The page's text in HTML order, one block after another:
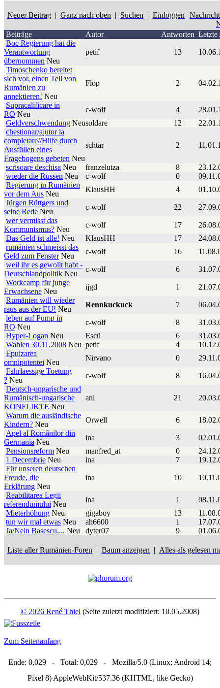
Neuer Beitrag | Ganz nach oben | Suchen | Einloggen
Beiträge
Autor Antworten Letzte
Boc Regierung hat die
Verantwortung
übernommen Neu
petif 13
Timoschenko bereitet
sich vor, einen Teil von
Rumänien zu
annektieren! Neu
Flop 2
Supracalificare in
RO Neu
c-wolf 4
Geldverschwendung Neusoldare 12
chestionar/ajutor la
completare//Hilfe durch
Ausfüllen eines
Fragebogens gebeten Neu
schtar 2
scrisoare deschisa Neu franzelutza 8
wieder die Russen Neu c-wolf 0
Regierung in Rumänien
vor dem Aus Neu
KlausHH 4
Jürgen Rüttgers und
seine Rede Neu
c-wolf 22
wer vermisst das
Kommunismus? Neu
c-wolf 17
Das Geld ist alle! Neu KlausHH 17
rumänien schmeisst das
Geld zum Fenster Neu
c-wolf 16
weil ihr es gewollt habt -
Deutschlandpolitik Neu
c-wolf 6
Workcamp für junge
Erwachsene Neu
ijgd 1
Rumänien will wieder
raus aus der EU! Neu
Rennkuckuck 7
leben auf Pump in
RO Neu
c-wolf 8
Hyper-Logan Neu Escü 6
Wahlen 30.11.2008 Neu petif 4
Epuizarea
omnipotentei Neu
Nirvano 0
Fahrlaessige Toetung
? Neu
c-wolf 8
Deutsch-ungarische und
Rumänisch-ungarische
KONFLIKTE Neu
ani 21
Warum die ausländische
Kindern? Neu
Orwell 6
Apel al Românilor din
Germania Neu
ina 3
Pensionsreform Neu manfred_at 0
1 Decembrie Neu ina 7
Für unseren deutschen
Freude, die
Erklärung Neu
ina 10
Reabilitarea Legii
referendumului Neu
ina 1
Mieterhöhung Neu gigaboy 13
tun wir mal etwas Neu ah6600 1
Ja/Nein Basescu.... Neu dyter07 9
Liste aller Rumänien-Foren | Baum anzeigen | Alles als gelesen
© 2026 René Thiel (Seite zuletzt modifiziert: 10.05.2008)
Zum Seitenanfang
Ende: 0,029 - Total: 0,029 - Mozilla/5.0 (Linux; Android 14;
Pixel 8) AppleWebKit/537.36 (KHTML, like Gecko)